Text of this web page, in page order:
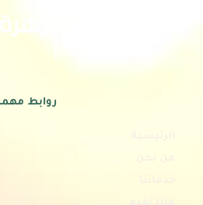
روابط